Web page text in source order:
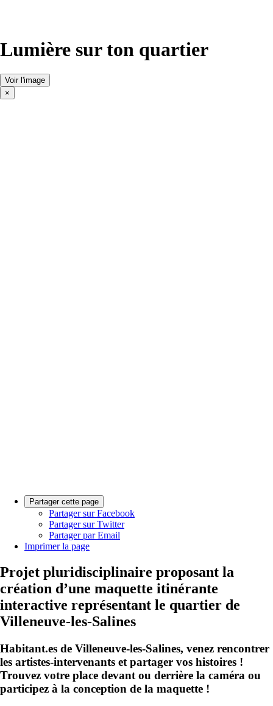
Lumière sur ton quartier
Voir l'image
×
Partager cette page
Partager sur Facebook
Partager sur Twitter
Partager par Email
Imprimer la page
Projet pluridisciplinaire proposant la
création d’une maquette itinérante
interactive représentant le quartier de
Villeneuve-les-Salines
Habitant.es de Villeneuve-les-Salines, venez rencontrer
les artistes-intervenants et partager vos histoires !
Trouvez votre place devant ou derrière la caméra ou
participez à la conception de la maquette !